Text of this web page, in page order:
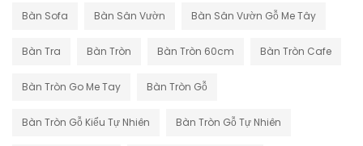
Bàn Sofa Bàn Sân Vườn Bàn Sân Vườn Gỗ Me Tây
Bàn Tra Bàn Tròn Bàn Tròn 60cm Bàn Tròn Cafe
Bàn Tròn Go Me Tay Bàn Tròn Gỗ
Bàn Tròn Gỗ Kiểu Tự Nhiên Bàn Tròn Gỗ Tự Nhiên